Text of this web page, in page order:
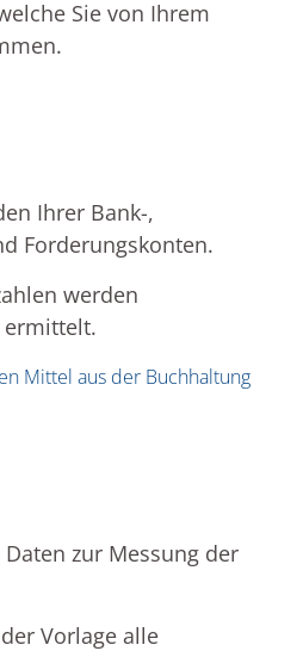
Sie von Ihrem
Ihrer Bank-,
Forderungskonten.
werden
zur Messung der
Vorlage alle